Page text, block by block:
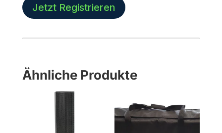
Jetzt Registrieren
Ähnliche Produkte